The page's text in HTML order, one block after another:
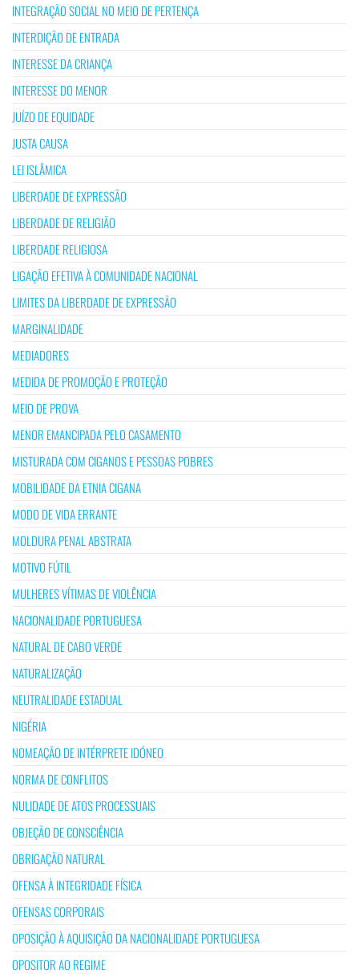
INTEGRAÇÃO SOCIAL NO MEIO DE PERTENÇA
INTERDIÇÃO DE ENTRADA
INTERESSE DA CRIANÇA
INTERESSE DO MENOR
JUÍZO DE EQUIDADE
JUSTA CAUSA
LEI ISLÂMICA
LIBERDADE DE EXPRESSÃO
LIBERDADE DE RELIGIÃO
LIBERDADE RELIGIOSA
LIGAÇÃO EFETIVA À COMUNIDADE NACIONAL
LIMITES DA LIBERDADE DE EXPRESSÃO
MARGINALIDADE
MEDIADORES
MEDIDA DE PROMOÇÃO E PROTEÇÃO
MEIO DE PROVA
MENOR EMANCIPADA PELO CASAMENTO
MISTURADA COM CIGANOS E PESSOAS POBRES
MOBILIDADE DA ETNIA CIGANA
MODO DE VIDA ERRANTE
MOLDURA PENAL ABSTRATA
MOTIVO FÚTIL
MULHERES VÍTIMAS DE VIOLÊNCIA
NACIONALIDADE PORTUGUESA
NATURAL DE CABO VERDE
NATURALIZAÇÃO
NEUTRALIDADE ESTADUAL
NIGÉRIA
NOMEAÇÃO DE INTÉRPRETE IDÓNEO
NORMA DE CONFLITOS
NULIDADE DE ATOS PROCESSUAIS
OBJEÇÃO DE CONSCIÊNCIA
OBRIGAÇÃO NATURAL
OFENSA À INTEGRIDADE FÍSICA
OFENSAS CORPORAIS
OPOSIÇÃO À AQUISIÇÃO DA NACIONALIDADE PORTUGUESA
OPOSITOR AO REGIME